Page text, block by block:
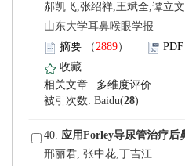
郝凯飞,张绍祥,王斌全,谭立文
山东大学耳鼻喉眼学报
）
)
40.
邢丽君, 张中花,丁吉江